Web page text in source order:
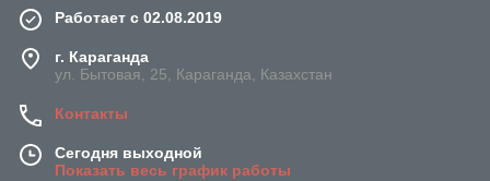
Работает с 02.08.2019
г. Караганда
ул. Бытовая, 25, Караганда, Казахстан
Контакты
Сегодня выходной
Показать весь график работы